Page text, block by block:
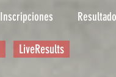
Inscripciones
LiveResults